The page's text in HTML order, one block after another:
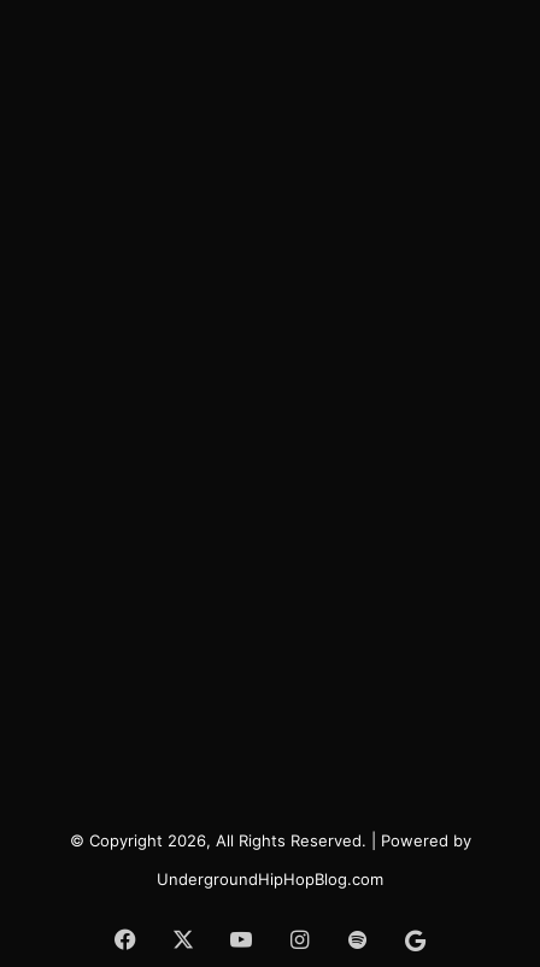
© Copyright 2026, All Rights Reserved. | Powered by
UndergroundHipHopBlog.com
Facebook YouTubeInstagram
SpotifyGoogle